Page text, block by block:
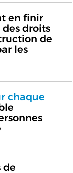
en finir
droits
de
les
chaque
de